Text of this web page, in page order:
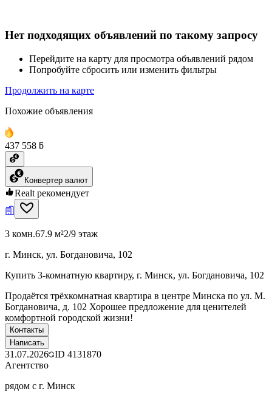
Нет подходящих объявлений по такому запросу
Перейдите на карту для просмотра объявлений рядом
Попробуйте сбросить или изменить фильтры
Продолжить на карте
Похожие объявления
437 558 ƃ
Конвертер валют
Realt рекомендует
3 комн.67.9 м²2/9 этаж
г. Минск, ул. Богдановича, 102
Купить 3-комнатную квартиру, г. Минск, ул. Богдановича, 102
Продаётся трёхкомнатная квартира в центре Минска по ул. М.
Богдановича, д. 102 Хорошее предложение для ценителей
комфортной городской жизни!
Контакты
Написать
31.07.2026 ID 4131870
Агентство
рядом с г. Минск